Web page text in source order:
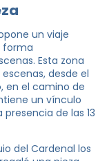
un viaje
forma
Esta zona
desde el
en el camino de
un vínculo
de las 13
del Cardenal los